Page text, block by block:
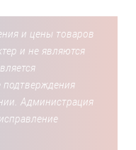
и цены товаров
и не являются
подтверждения
Администрация